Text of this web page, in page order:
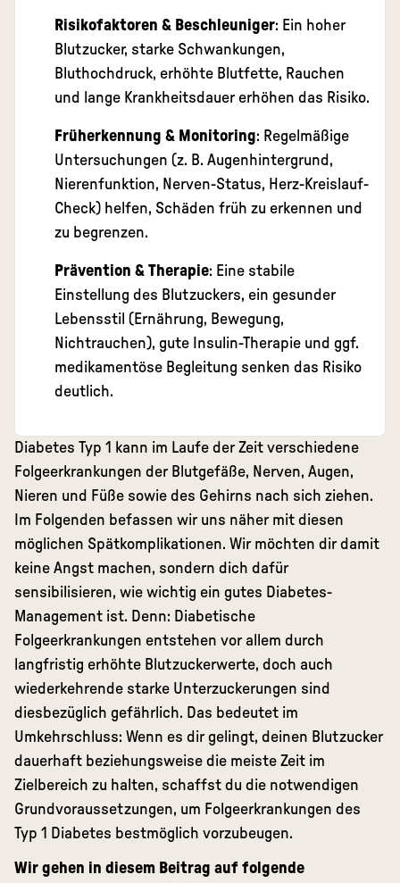
Risikofaktoren & Beschleuniger: Ein hoher
Blutzucker, starke Schwankungen,
Bluthochdruck, erhöhte Blutfette, Rauchen
und lange Krankheitsdauer erhöhen das Risiko.
Früherkennung & Monitoring: Regelmäßige
Untersuchungen (z. B. Augenhintergrund,
Nierenfunktion, Nerven-Status, Herz-Kreislauf-
Check) helfen, Schäden früh zu erkennen und
zu begrenzen.
Prävention & Therapie: Eine stabile
Einstellung des Blutzuckers, ein gesunder
Lebensstil (Ernährung, Bewegung,
Nichtrauchen), gute Insulin-Therapie und ggf.
medikamentöse Begleitung senken das Risiko
deutlich.
Diabetes Typ 1 kann im Laufe der Zeit verschiedene
Folgeerkrankungen der Blutgefäße, Nerven, Augen,
Nieren und Füße sowie des Gehirns nach sich ziehen.
Im Folgenden befassen wir uns näher mit diesen
möglichen Spätkomplikationen. Wir möchten dir damit
keine Angst machen, sondern dich dafür
sensibilisieren, wie wichtig ein gutes Diabetes-
Management ist. Denn: Diabetische
Folgeerkrankungen entstehen vor allem durch
langfristig erhöhte Blutzuckerwerte, doch auch
wiederkehrende starke Unterzuckerungen sind
diesbezüglich gefährlich. Das bedeutet im
Umkehrschluss: Wenn es dir gelingt, deinen Blutzucker
dauerhaft beziehungsweise die meiste Zeit im
Zielbereich zu halten, schaffst du die notwendigen
Grundvoraussetzungen, um Folgeerkrankungen des
Typ 1 Diabetes bestmöglich vorzubeugen.
Wir gehen in diesem Beitrag auf folgende